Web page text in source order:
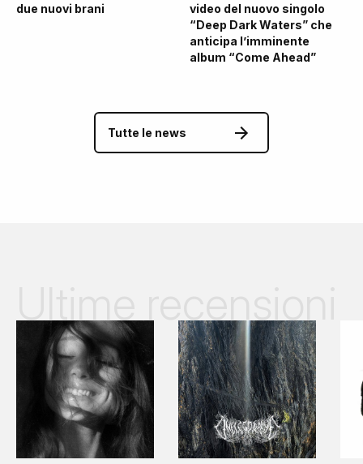
due nuovi brani
video del nuovo singolo
“Deep Dark Waters” che
anticipa l’imminente
album “Come Ahead”
Tutte le news